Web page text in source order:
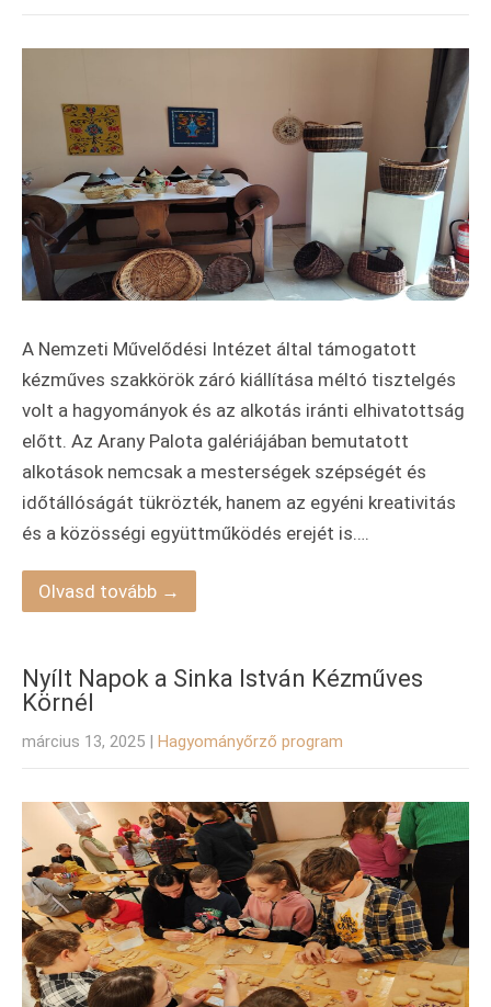
A Nemzeti Művelődési Intézet által támogatott
kézműves szakkörök záró kiállítása méltó tisztelgés
volt a hagyományok és az alkotás iránti elhivatottság
előtt. Az Arany Palota galériájában bemutatott
alkotások nemcsak a mesterségek szépségét és
időtállóságát tükrözték, hanem az egyéni kreativitás
és a közösségi együttműködés erejét is….
Olvasd tovább →
Nyílt Napok a Sinka István Kézműves
Körnél
március 13, 2025 | Hagyományőrző program